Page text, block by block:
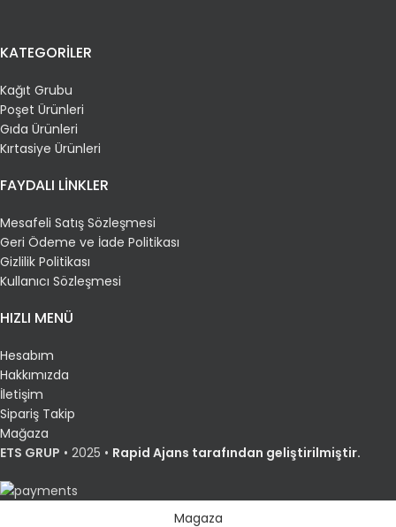
KATEGORİLER
Kağıt Grubu
Poşet Ürünleri
Gıda Ürünleri
Kırtasiye Ürünleri
FAYDALI LİNKLER
Mesafeli Satış Sözleşmesi
Geri Ödeme ve İade Politikası
Gizlilik Politikası
Kullanıcı Sözleşmesi
HIZLI MENÜ
Hesabım
Hakkımızda
İletişim
Sipariş Takip
Mağaza
ETS GRUP • 2025 • Rapid Ajans tarafından geliştirilmiştir.
Magaza